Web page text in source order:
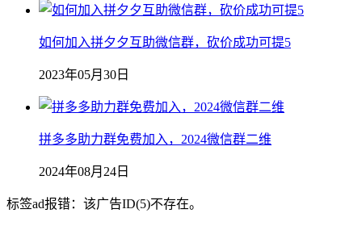
如何加入拼夕夕互助微信群，砍价成功可提5
2023年05月30日
拼多多助力群免费加入，2024微信群二维
2024年08月24日
标签ad报错：该广告ID(5)不存在。